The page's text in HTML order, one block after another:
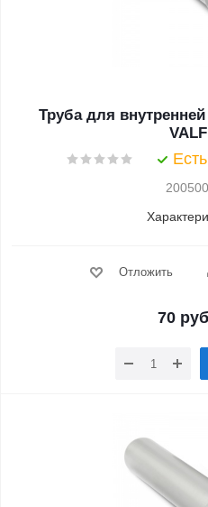
Труба для
Отложить
70